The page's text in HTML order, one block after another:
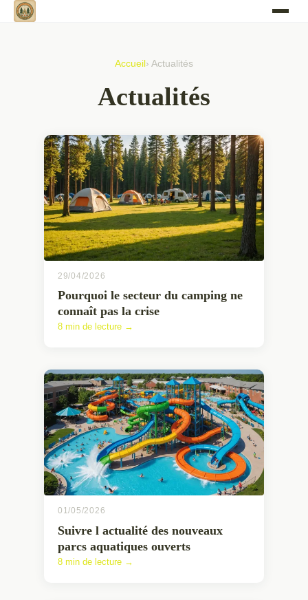
Accueil › Actualités
Actualités
29/04/2026
Pourquoi le secteur du camping ne
connaît pas la crise
8 min de lecture →
01/05/2026
Suivre l actualité des nouveaux
parcs aquatiques ouverts
8 min de lecture →